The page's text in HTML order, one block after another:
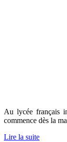
Au lycée français
commence dès la
Lire la suite